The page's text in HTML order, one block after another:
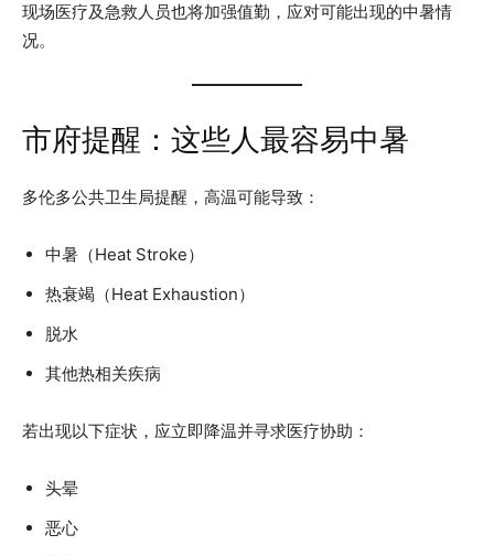
现场医疗及急救人员也将加强值勤，应对可能出现的中暑情
况。
市府提醒：这些人最容易中暑
多伦多公共卫生局提醒，高温可能导致：
中暑（Heat Stroke）
热衰竭（Heat Exhaustion）
脱水
其他热相关疾病
若出现以下症状，应立即降温并寻求医疗协助：
头晕
恶心